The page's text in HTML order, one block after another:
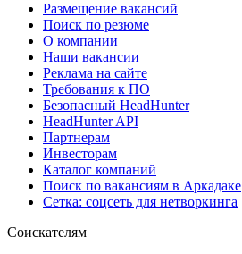
Размещение вакансий
Поиск по резюме
О компании
Наши вакансии
Реклама на сайте
Требования к ПО
Безопасный HeadHunter
HeadHunter API
Партнерам
Инвесторам
Каталог компаний
Поиск по вакансиям в Аркадаке
Сетка: соцсеть для нетворкинга
Соискателям